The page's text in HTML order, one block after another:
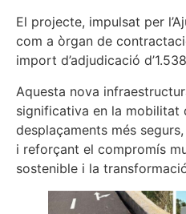
El projecte, impulsat per
com a òrgan de
import d’adjudicació
Aquesta nova
significativa en la mobilitat
desplaçaments més
i reforçant el compromís
sostenible i la